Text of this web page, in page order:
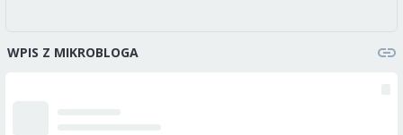
WPIS Z MIKROBLOGA